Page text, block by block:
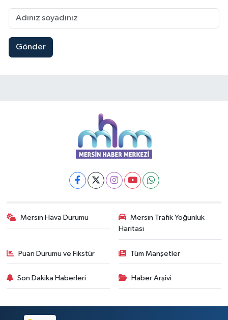
Gönder
Mersin Hava Durumu
Mersin Trafik Yoğunluk
Haritası
Puan Durumu ve Fikstür Tüm Manşetler
Son Dakika Haberleri Haber Arşivi